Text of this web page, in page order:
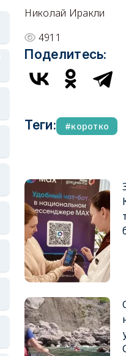
Николай Иракли
4911
Поделитесь:
Теги: коротко